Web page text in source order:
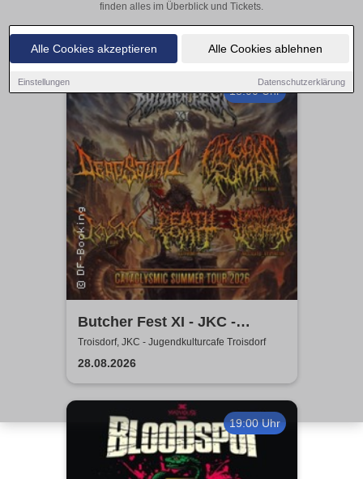
Alle Cookies akzeptieren Alle Cookies ablehnen
Einstellungen Datenschutzerklärung
finden alles im Überblick und Tickets.
18:00 Uhr
Butcher Fest XI - JKC -
Jugendkulturcafe Troisdorf
Troisdorf, JKC - Jugendkulturcafe Troisdorf
28.08.2026
19:00 Uhr